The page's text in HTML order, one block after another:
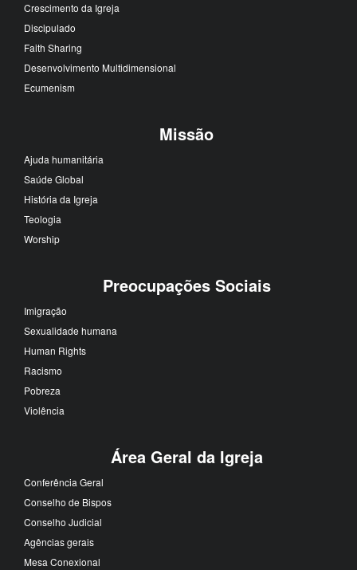
Crescimento da Igreja
Discipulado
Faith Sharing
Desenvolvimento Multidimensional
Ecumenism
Missão
Ajuda humanitária
Saúde Global
História da Igreja
Teologia
Worship
Preocupações Sociais
Imigração
Sexualidade humana
Human Rights
Racismo
Pobreza
Violência
Área Geral da Igreja
Conferência Geral
Conselho de Bispos
Conselho Judicial
Agências gerais
Mesa Conexional